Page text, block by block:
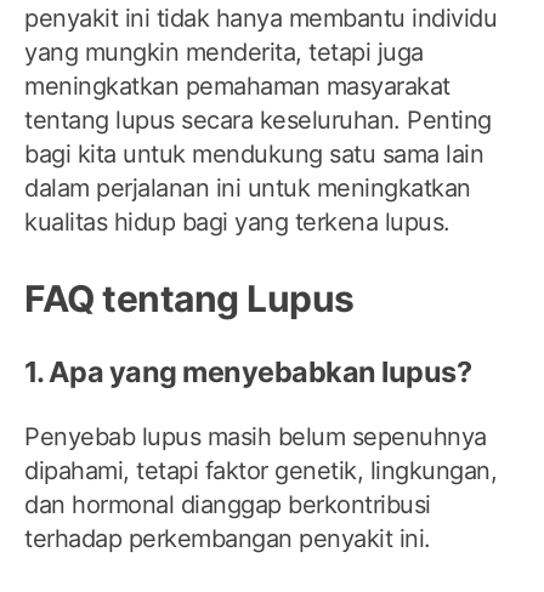
penyakit ini tidak hanya membantu individu
yang mungkin menderita, tetapi juga
meningkatkan pemahaman masyarakat
tentang lupus secara keseluruhan. Penting
bagi kita untuk mendukung satu sama lain
dalam perjalanan ini untuk meningkatkan
kualitas hidup bagi yang terkena lupus.
FAQ tentang Lupus
1. Apa yang menyebabkan lupus?
Penyebab lupus masih belum sepenuhnya
dipahami, tetapi faktor genetik, lingkungan,
dan hormonal dianggap berkontribusi
terhadap perkembangan penyakit ini.